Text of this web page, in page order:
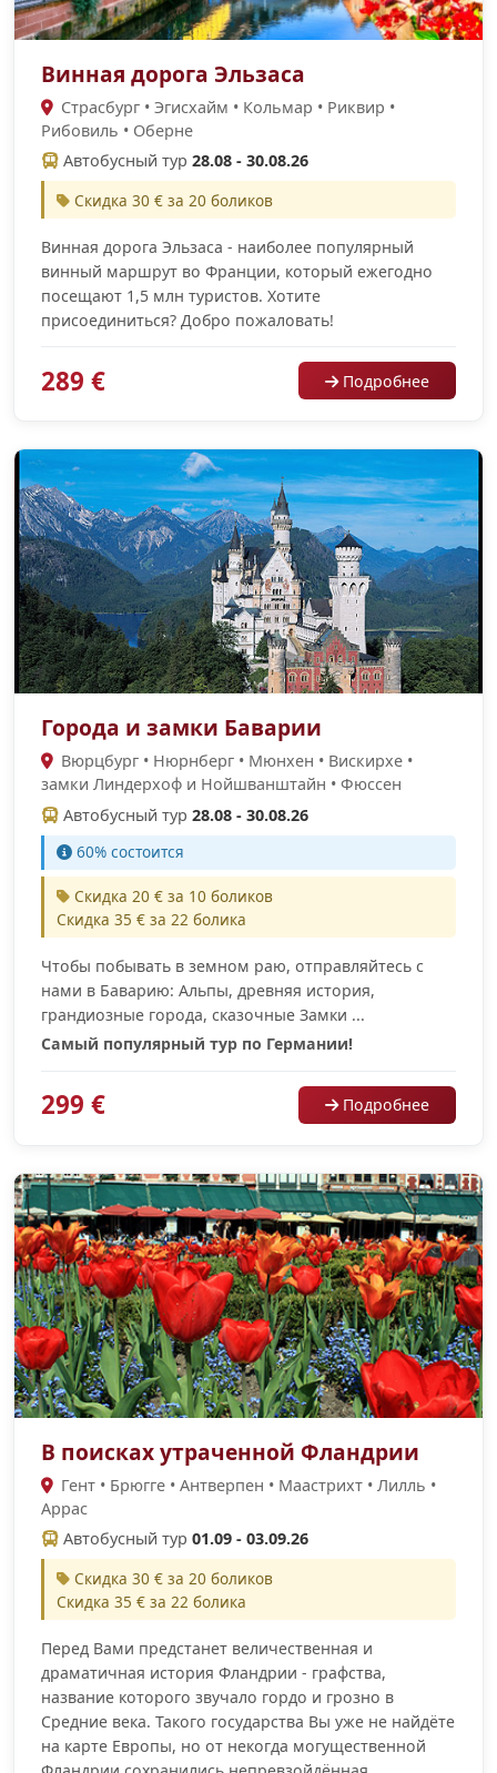
Винная дорога Эльзаса
Страсбург • Эгисхайм • Кольмар • Риквир •
Рибовиль • Оберне
Автобусный тур 28.08 - 30.08.26
Скидка 30 € за 20 боликов
Винная дорога Эльзаса - наиболее популярный
винный маршрут во Франции, который ежегодно
посещают 1,5 млн туристов. Хотите
присоединиться? Добро пожаловать!
289 € Подробнее
Города и замки Баварии
Вюрцбург • Нюрнберг • Мюнхен • Вискирхе •
замки Линдерхоф и Нойшванштайн • Фюссен
Автобусный тур 28.08 - 30.08.26
60% cостоится
Скидка 20 € за 10 боликов
Скидка 35 € за 22 болика
Чтобы побывать в земном раю, отправляйтесь с
нами в Баварию: Альпы, древняя история,
грандиозные города, сказочные Замки ...
Самый популярный тур по Германии!
299 € Подробнее
В поисках утраченной Фландрии
Гент • Брюгге • Антверпен • Маастрихт • Лилль •
Аррас
Автобусный тур 01.09 - 03.09.26
Скидка 30 € за 20 боликов
Скидка 35 € за 22 болика
Перед Вами предстанет величественная и
драматичная история Фландрии - графства,
название которого звучало гордо и грозно в
Средние века. Такого государства Вы уже не найдёте
на карте Европы, но от некогда могущественной